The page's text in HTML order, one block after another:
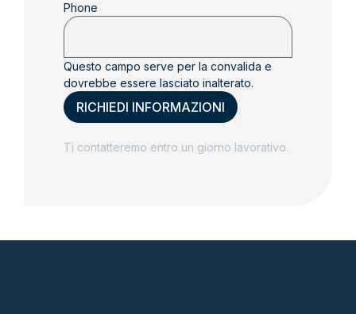
Phone
Questo campo serve per la convalida e
dovrebbe essere lasciato inalterato.
Ti contatteremo entro un giorno lavorativo.